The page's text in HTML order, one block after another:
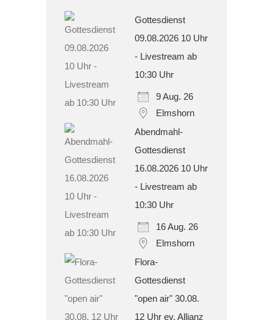
Gottesdienst
09.08.2026 10 Uhr
- Livestream ab
10:30 Uhr
9 Aug. 26
Elmshorn
Abendmahl-
Gottesdienst
16.08.2026 10 Uhr
- Livestream ab
10:30 Uhr
16 Aug. 26
Elmshorn
Flora-
Gottesdienst
"open air" 30.08.
12 Uhr ev. Allianz